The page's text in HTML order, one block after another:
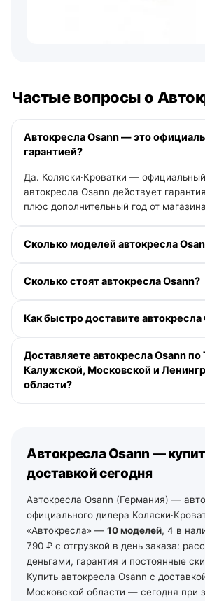
Частые вопросы о
Автокресла Osann — это
гарантией?
Да. Коляски·Кроватки —
автокресла Osann действует
плюс дополнительный год от
Сколько моделей автокресла
них 4 в наличии с отгрузкой
Сколько стоят автокресла Osann?
рассрочка 0-0-12 без переплаты и
менеджер.
Как быстро доставите автокресла
13:00 в будний день доставим
наличии), позже — на ближайший
бесплатно от 10 000 ₽ в пределах
Доставляете автокресла Osann по
Калужской, Московской и
области?
Дзержинского, 35): самовывоз из
день после подтверждения заказа,
— от 490 ₽, по области — уточняйте
Ленинградской области — от 2
склада в Санкт-Петербурге (тел. +7
Автокресла Osann —
доставкой сегодня
Автокресла Osann (Германия) —
официального дилера
«Автокресла» — 10 моделей, 4 в
790 ₽ с отгрузкой в день заказа:
деньгами, гарантия и постоянные
Купить автокресла Osann с
Московской области — сегодня при